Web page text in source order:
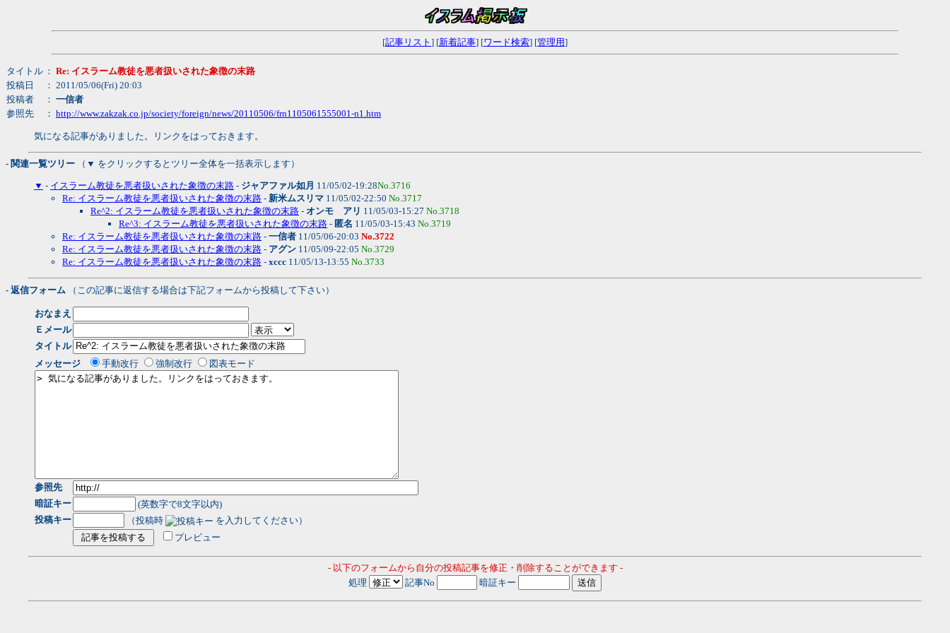
[記事リスト ] [新着記事] [ワード検索] [管理用]
タイトル ： Re: イスラーム教徒を悪者扱いされた象徴の末路
投稿日
： 2011/05/06(Fri) 20:03
投稿者
： 一信者
参照先
： http://www.zakzak.co.jp/society/foreign/news/20110506/frn1105061555001-n1.htm
気になる記事がありました。リンクをはっておきます。
- 関連一覧ツリー （▼ をクリックするとツリー全体を一括表示します）
▼ - イスラーム教徒を悪者扱いされた象徴の末路 - ジャアファル如月 11/05/02-19:28No.3716
Re: イスラーム教徒を悪者扱いされた象徴の末路 - 新米ムスリマ 11/05/02-22:50 No.3717
Re^2: イスラーム教徒を悪者扱いされた象徴の末路 - オンモ アリ 11/05/03-15:27 No.3718
Re^3: イスラーム教徒を悪者扱いされた象徴の末路 - 匿名 11/05/03-15:43 No.3719
Re: イスラーム教徒を悪者扱いされた象徴の末路 - 一信者 11/05/06-20:03 No.3722
Re: イスラーム教徒を悪者扱いされた象徴の末路 - アグン 11/05/09-22:05 No.3729
Re: イスラーム教徒を悪者扱いされた象徴の末路 - xccc 11/05/13-13:55 No.3733
- 返信フォーム （この記事に返信する場合は下記フォームから投稿して下さい）
おなまえ
Ｅメール
タイトル
メッセージ
手動改行 強制改行 図表モード
参照先
暗証キー
(英数字で8文字以内)
投稿キー
（投稿時
を入力してください）
プレビュー
- 以下のフォームから自分の投稿記事を修正・削除することができます -
処理
記事No 暗証キー